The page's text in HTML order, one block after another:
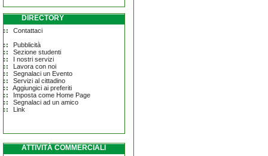
DIRECTORY
Contattaci
Pubblicità
Sezione studenti
I nostri servizi
Lavora con noi
Segnalaci un Evento
Servizi al cittadino
Aggiungici ai preferiti
Imposta come Home Page
Segnalaci ad un amico
Link
ATTIVITÀ COMMERCIALI